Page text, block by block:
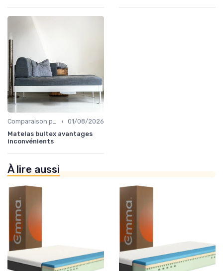
Comparaison par marque • 01/08/2026
Matelas bultex avantages
inconvénients
À lire aussi